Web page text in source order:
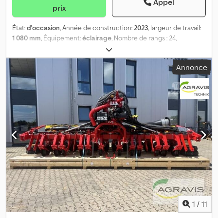
prix
État:d'occasion, Année de construction: 2023, largeur de travail:
1 080 mm , Équipement:éclairage , Nombre de rangs : 24,
espacement entre les rangs/corps : 45, performance surfacique :
2 750, repliement hydraulique, pneumatique, semis de couverture.
Dwodjznqufopfx Ap Aea Roues et châssis : 600/65R34, K80,
capteur de semis de 16 mm (avec WSX), kit de grilles, rouleau de
recouvrement ProStop, rouleaux de pression larges avec profil
de 50 mm, déflecteur de sillon, distribution automatique des
graines, E Control, largeur du châssis : 10,80 m, BioDrill 500, lieu de
stockage : chez le client.
Annonce
1 / 11